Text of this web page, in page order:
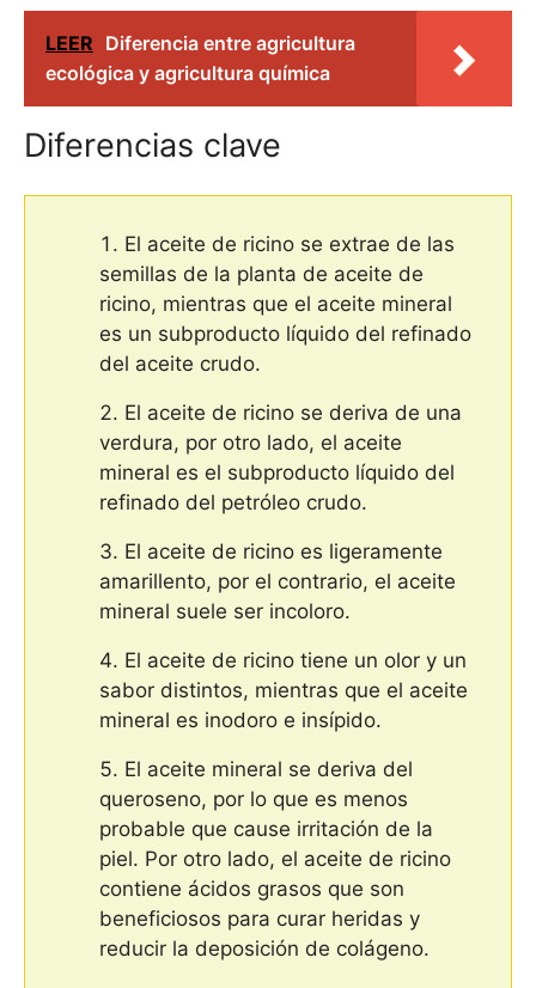
LEER Diferencia entre agricultura
ecológica y agricultura química
Diferencias clave
El aceite de ricino se extrae de las
semillas de la planta de aceite de
ricino, mientras que el aceite mineral
es un subproducto líquido del refinado
del aceite crudo.
El aceite de ricino se deriva de una
verdura, por otro lado, el aceite
mineral es el subproducto líquido del
refinado del petróleo crudo.
El aceite de ricino es ligeramente
amarillento, por el contrario, el aceite
mineral suele ser incoloro.
El aceite de ricino tiene un olor y un
sabor distintos, mientras que el aceite
mineral es inodoro e insípido.
El aceite mineral se deriva del
queroseno, por lo que es menos
probable que cause irritación de la
piel. Por otro lado, el aceite de ricino
contiene ácidos grasos que son
beneficiosos para curar heridas y
reducir la deposición de colágeno.